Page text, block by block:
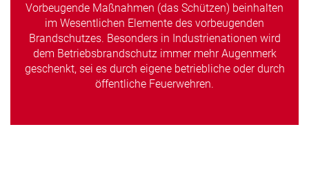
Vorbeugende Maßnahmen (das Schützen) beinhalten
im Wesentlichen Elemente des vorbeugenden
Brandschutzes. Besonders in Industrienationen wird
dem Betriebsbrandschutz immer mehr Augenmerk
geschenkt, sei es durch eigene betriebliche oder durch
öffentliche Feuerwehren.